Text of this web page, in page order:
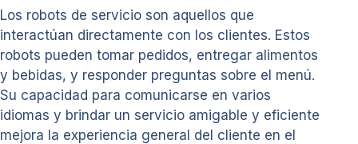
Los robots de servicio son aquellos que
interactúan directamente con los clientes. Estos
robots pueden tomar pedidos, entregar alimentos
y bebidas, y responder preguntas sobre el menú.
Su capacidad para comunicarse en varios
idiomas y brindar un servicio amigable y eficiente
mejora la experiencia general del cliente en el